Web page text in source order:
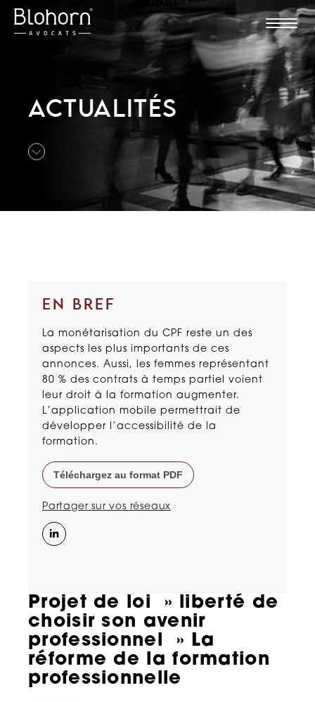
ACTUALITÉS
Projet de loi » liberté de
choisir son avenir
professionnel » La
réforme de la formation
professionnelle
EN BREF
La monétarisation du CPF reste un des
aspects les plus importants de ces
annonces. Aussi, les femmes représentant
80 % des contrats à temps partiel voient
leur droit à la formation augmenter.
L’application mobile permettrait de
développer l’accessibilité de la
formation.
Téléchargez au format PDF
Partager sur vos réseaux